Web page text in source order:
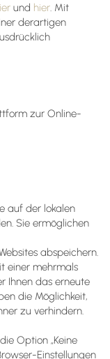
und hier. Mit
derartigen
zur Online-
auf der lokalen
Sie ermöglichen
abspeichern.
einer mehrmals
Ihnen das erneute
die Möglichkeit,
zu verhindern.
Option „Keine
Einstellungen